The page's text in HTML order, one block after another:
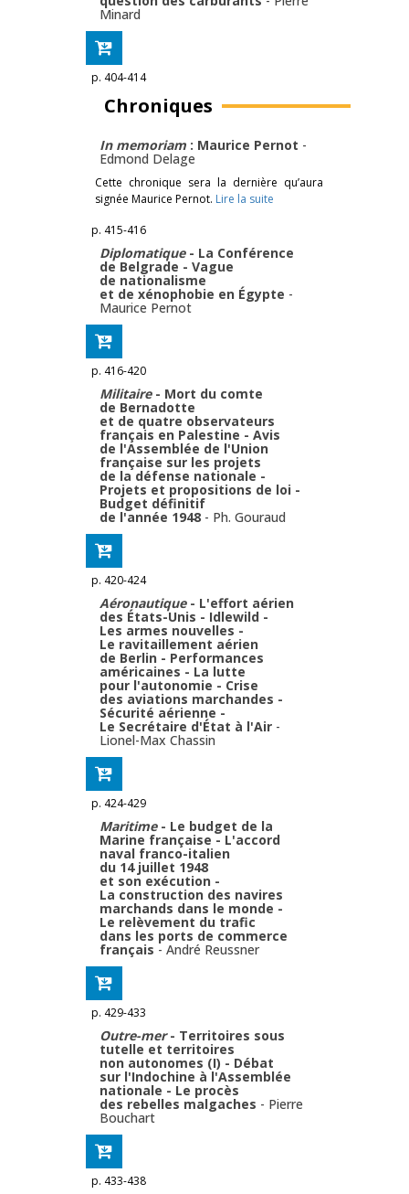
Minard
p. 404-414
Chroniques
In memoriam : Maurice Pernot -
Edmond Delage
Cette chronique sera la dernière qu’aura
signée Maurice Pernot. Lire la suite
p. 415-416
Diplomatique - La Conférence
de Belgrade - Vague
de nationalisme
et de xénophobie en Égypte -
Maurice Pernot
p. 416-420
Militaire - Mort du comte
de Bernadotte
et de quatre observateurs
français en Palestine - Avis
de l'Assemblée de l'Union
française sur les projets
de la défense nationale -
Projets et propositions de loi -
Budget définitif
de l'année 1948 - Ph. Gouraud
p. 420-424
Aéronautique - L'effort aérien
des États-Unis - Idlewild -
Les armes nouvelles -
Le ravitaillement aérien
de Berlin - Performances
américaines - La lutte
pour l'autonomie - Crise
des aviations marchandes -
Sécurité aérienne -
Le Secrétaire d'État à l'Air -
Lionel-Max Chassin
p. 424-429
Maritime - Le budget de la
Marine française - L'accord
naval franco-italien
du 14 juillet 1948
et son exécution -
La construction des navires
marchands dans le monde -
Le relèvement du trafic
dans les ports de commerce
français - André Reussner
p. 429-433
Outre-mer- Territoires sous
tutelle et territoires
non autonomes (I) - Débat
sur l'Indochine à l'Assemblée
nationale - Le procès
des rebelles malgaches - Pierre
Bouchart
p. 433-438